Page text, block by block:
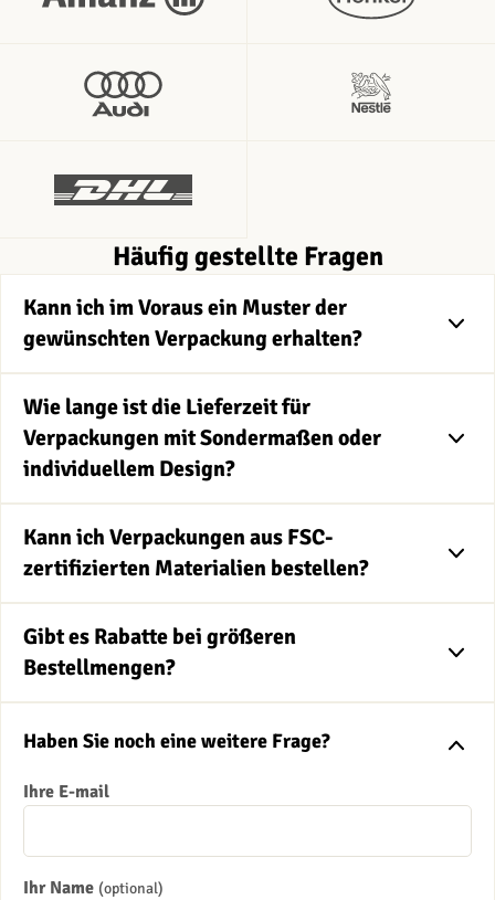
Häufig gestellte Fragen
Kann ich im Voraus ein Muster der
gewünschten Verpackung erhalten?
Wie lange ist die Lieferzeit für
Verpackungen mit Sondermaßen oder
individuellem Design?
Kann ich Verpackungen aus FSC-
zertifizierten Materialien bestellen?
Gibt es Rabatte bei größeren
Bestellmengen?
Haben Sie noch eine weitere Frage?
Ihre E-mail
Ihr Name (optional)